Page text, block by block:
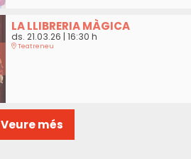
LA LLIBRERIA MÀGICA
ds. 21.03.26 | 16:30 h
Teatreneu
Veure més